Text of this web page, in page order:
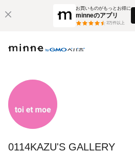
お買いものがもっとお得に
minneのアプリ
3万件以上
0114KAZU'S GALLERY